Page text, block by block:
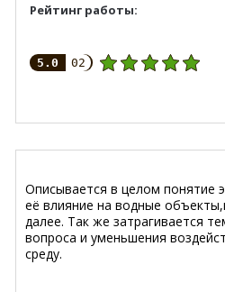
Рейтинг работы:
5.0 02
Описывается в целом понятие
её влияние на водные
далее. Так же затрагивается
вопроса и уменьшения
среду.